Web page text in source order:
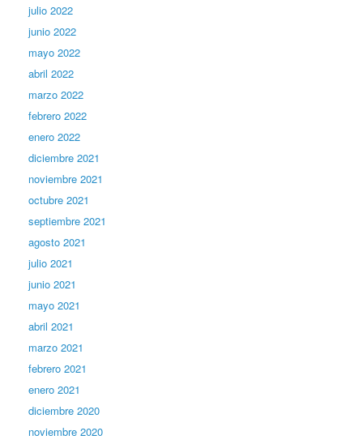
julio 2022
junio 2022
mayo 2022
abril 2022
marzo 2022
febrero 2022
enero 2022
diciembre 2021
noviembre 2021
octubre 2021
septiembre 2021
agosto 2021
julio 2021
junio 2021
mayo 2021
abril 2021
marzo 2021
febrero 2021
enero 2021
diciembre 2020
noviembre 2020